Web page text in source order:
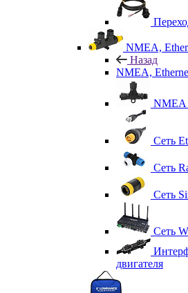
NMEA,
Назад
NMEA,
NMEA
Сеть
Сеть
Сеть
Сеть
двигателя